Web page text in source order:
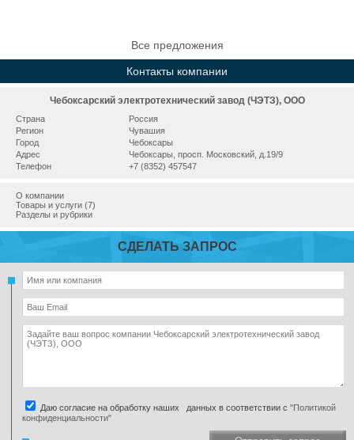
Все предложения
Контакты компании
Чебоксарский электротехнический завод (ЧЭТЗ), ООО
Страна
Россия
Регион
Чувашия
Город
Чебоксары
Адрес
Чебоксары, просп. Московский, д.19/9
Телефон
+7 (8352) 457547
О компании
Товары и услуги (7)
Разделы и рубрики
СДЕЛАТЬ ЗАПРОС
Даю согласие на обработку наших данных в соответствии с "Политикой
конфиденциальности"